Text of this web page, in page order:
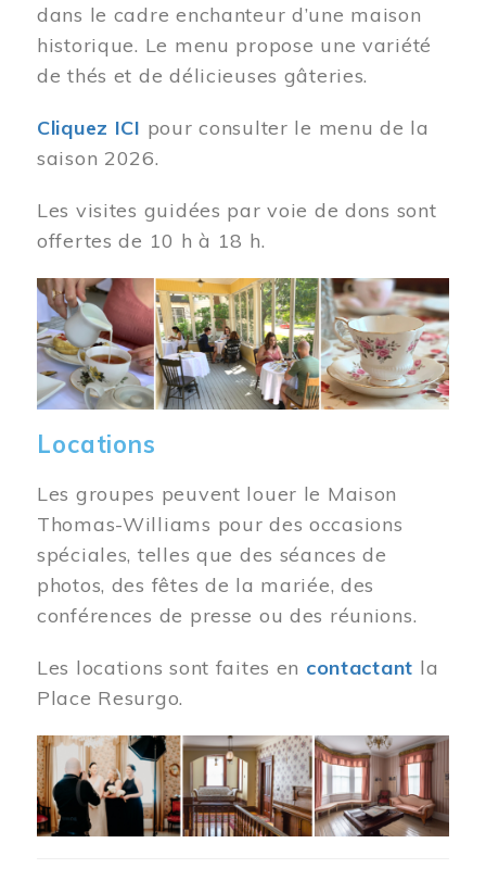
dans le cadre enchanteur d’une maison
historique. Le menu propose une variété
de thés et de délicieuses gâteries.
Cliquez ICI pour consulter le menu de la
saison 2026.
Les visites guidées par voie de dons sont
offertes de 10 h à 18 h.
Image
Locations
Les groupes peuvent louer le Maison
Thomas-Williams pour des occasions
spéciales, telles que des séances de
photos, des fêtes de la mariée, des
conférences de presse ou des réunions.
Les locations sont faites en contactant la
Place Resurgo.
Image